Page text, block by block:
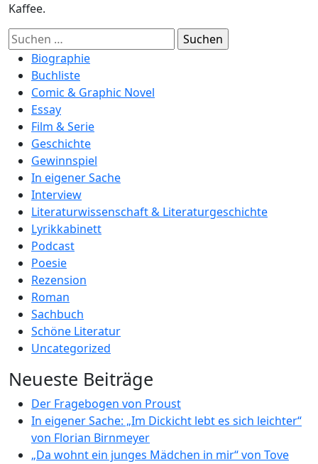
Kaffee.
Suchen
nach:Biographie
Buchliste
Comic & Graphic Novel
Essay
Film & Serie
Geschichte
Gewinnspiel
In eigener Sache
Interview
Literaturwissenschaft & Literaturgeschichte
Lyrikkabinett
Podcast
Poesie
Rezension
Roman
Sachbuch
Schöne Literatur
Uncategorized
Neueste Beiträge
Der Fragebogen von Proust
In eigener Sache: „Im Dickicht lebt es sich leichter“
von Florian Birnmeyer
„Da wohnt ein junges Mädchen in mir“ von Tove